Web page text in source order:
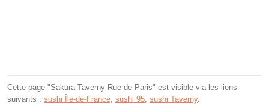
Cette page "Sakura Taverny Rue de Paris" est visible via les liens
suivants : sushi Île-de-France, sushi 95, sushi Taverny.